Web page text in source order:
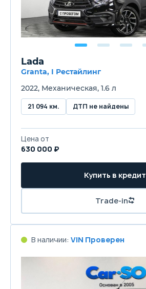
Lada
Granta, I Рестайлинг
2022, Механическая, 1.6 л
21 094 км. ДТП не найдены
Цена от
630 000 ₽
Купить в кредит
Trade-in
В наличии: VIN Проверен